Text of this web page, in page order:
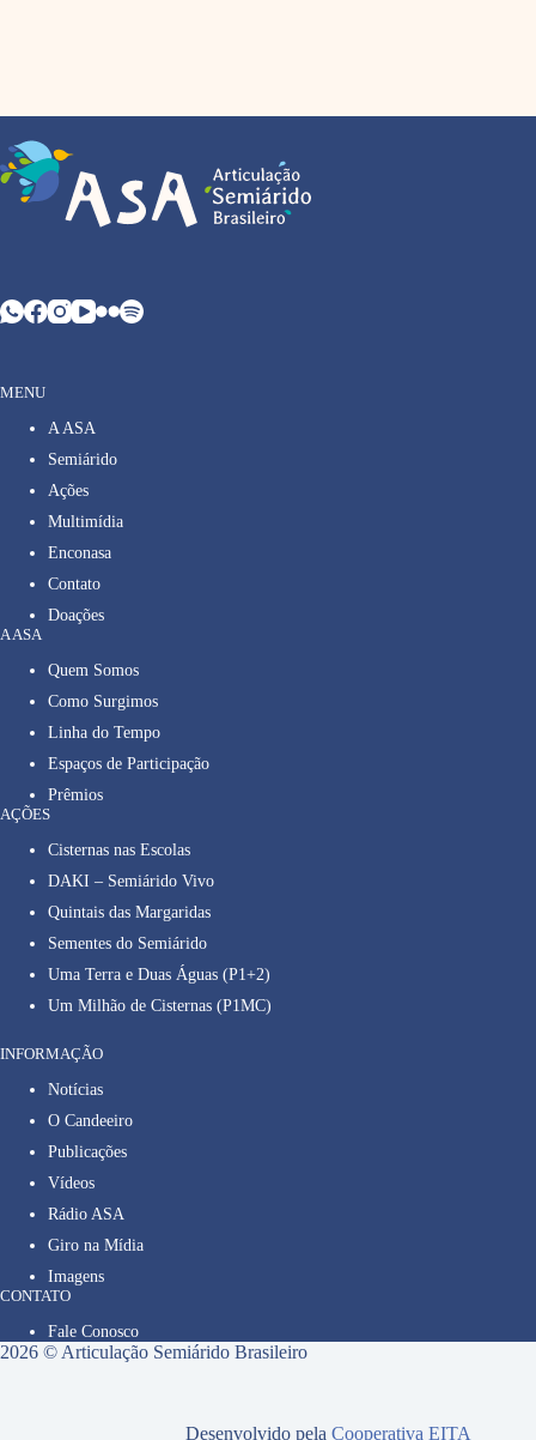
MENU
A ASA
Semiárido
Ações
Multimídia
Enconasa
Contato
Doações
A ASA
Quem Somos
Como Surgimos
Linha do Tempo
Espaços de Participação
Prêmios
AÇÕES
Cisternas nas Escolas
DAKI – Semiárido Vivo
Quintais das Margaridas
Sementes do Semiárido
Uma Terra e Duas Águas (P1+2)
Um Milhão de Cisternas (P1MC)
INFORMAÇÃO
Notícias
O Candeeiro
Publicações
Vídeos
Rádio ASA
Giro na Mídia
Imagens
CONTATO
Fale Conosco
2026 © Articulação Semiárido Brasileiro
Desenvolvido pelaCooperativa EITA